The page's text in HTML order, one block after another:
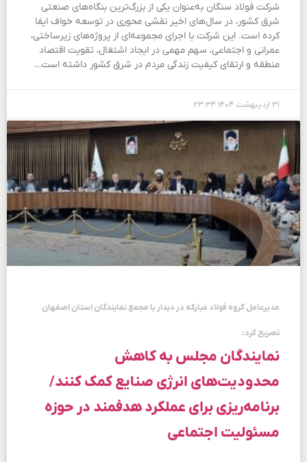
شرکت فولاد سنگان به‌عنوان یکی از بزرگ‌ترین بنگاه‌های صنعتی
شرق کشور، در سال‌های اخیر نقشی محوری در توسعه خواف ایفا
کرده است. این شرکت با اجرای مجموعه‌ای از پروژه‌های زیرساختی،
عمرانی و اجتماعی، سهم مهمی در ایجاد اشتغال، تقویت اقتصاد
منطقه و ارتقای کیفیت زندگی مردم در شرق کشور داشته است…
۳۱ اردیبهشت ۱۴۰۴ ۲۳:۳۴
مدیرعامل گروه فولاد مبارکه در دیدار با مجمع نمایندگان استان اصفهان
تصریح کرد:
نمایندگان مجلس به كاهش
محدودیت‌های انرژی صنایع كمک كنند/
برنامه‌ریزی برای عملكرد هدفمند در حوزه
مسئولیت اجتماعی